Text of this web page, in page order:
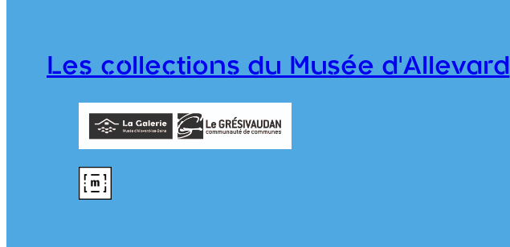
Les collections du Musée d'Allevard